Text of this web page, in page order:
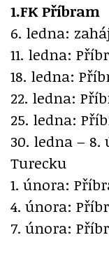
1.FK Příbram
6. ledna:
11. ledna:
18. ledna:
22. ledna:
25. ledna:
30. ledna –
Turecku
1. února:
4. února:
7. února: